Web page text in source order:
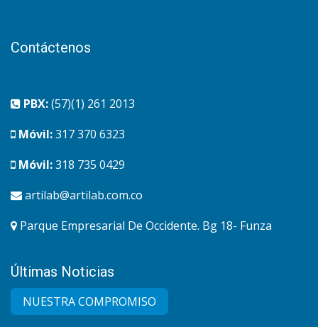
Contáctenos
PBX:(57)(1) 261 2013
Móvil:317 370 6323
Móvil:318 735 0429
artilab@artilab.com.co
Parque Empresarial De Occidente. Bg 18- Funza
Últimas Noticias
NUESTRA COMPRO​MISO